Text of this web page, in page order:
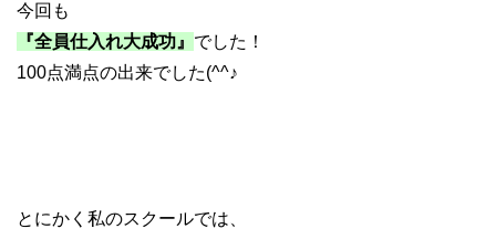
今回も
『全員仕入れ大成功』 でした！
100点満点の出来でした(^^♪
とにかく私のスクールでは、